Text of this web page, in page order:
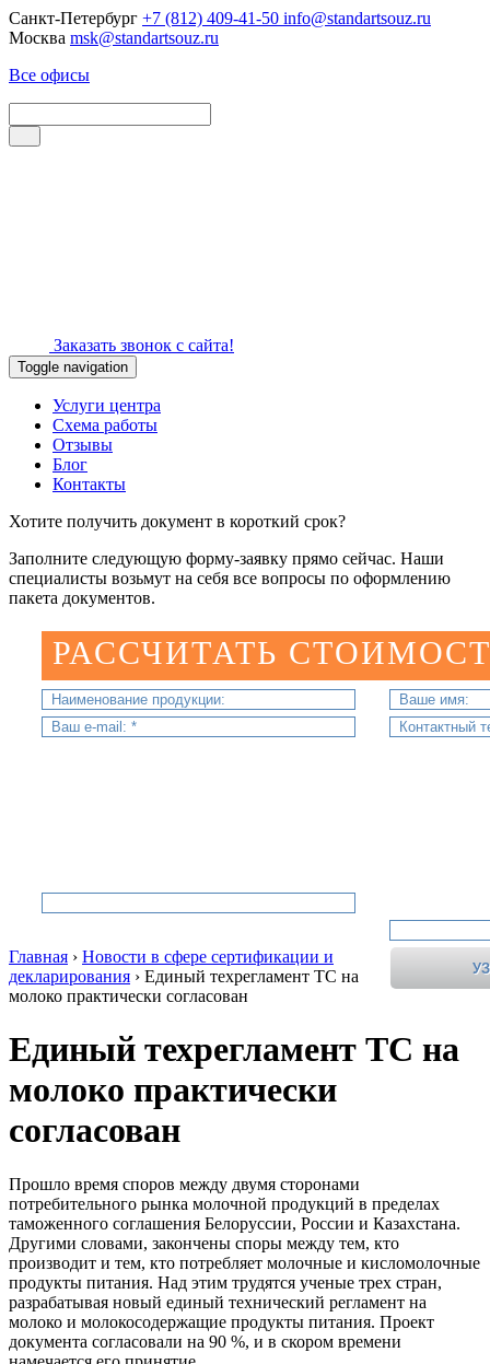
Санкт-Петербург +7 (812) 409-41-50 info@standartsouz.ru
Москва msk@standartsouz.ru
Все офисы
Заказать звонок с сайта!
Toggle navigation
Услуги центра
Схема работы
Отзывы
Блог
Контакты
Хотите получить документ в короткий срок?
Заполните следующую форму-заявку прямо сейчас. Наши
специалисты возьмут на себя все вопросы по оформлению
пакета документов.
РАССЧИТАТЬ
Главная › Новости в сфере сертификации и
декларирования › Единый техрегламент ТС на
молоко практически согласован
Единый техрегламент ТС на
молоко практически
согласован
Прошло время споров между двумя сторонами
потребительного рынка молочной продукций в пределах
таможенного соглашения Белоруссии, России и Казахстана.
Другими словами, закончены споры между тем, кто
производит и тем, кто потребляет молочные и кисломолочные
продукты питания. Над этим трудятся ученые трех стран,
разрабатывая новый единый технический регламент на
молоко и молокосодержащие продукты питания. Проект
документа согласовали на 90 %, и в скором времени